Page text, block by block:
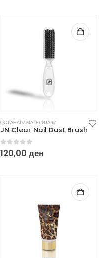
ОСТАНАТИ МАТЕРИЈАЛИ
JN Clear Nail Dust Brush
0out of 5
120,00 ден